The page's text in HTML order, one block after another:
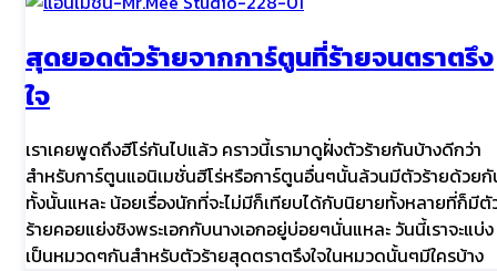
สุดยอดตัวร้ายจากการ์ตูนที่ร้ายจนตราตรึง
ใจ
เราเคยพูดถึงฮีโร่กันไปแล้ว คราวนี้เรามาดูฝั่งตัวร้ายกันบ้างดีกว่า
สำหรับการ์ตูนแอนิเมชั่นฮีโร่หรือการ์ตูนอื่นๆนั้นล้วนมีตัวร้ายด้วย
ทั้งนั้นแหละ น้อยเรื่องนักที่จะไม่มีก็เทียบได้กับนิยายทั้งหลายที่ก็มีตั
ร้ายคอยแย่งชิงพระเอกกับนางเอกอยู่บ่อยๆนั่นแหละ วันนี้เราจะแบ่ง
เป็นหมวดๆกันสำหรับตัวร้ายสุดตราตรึงใจในหมวดนั้นๆมีใครบ้าง